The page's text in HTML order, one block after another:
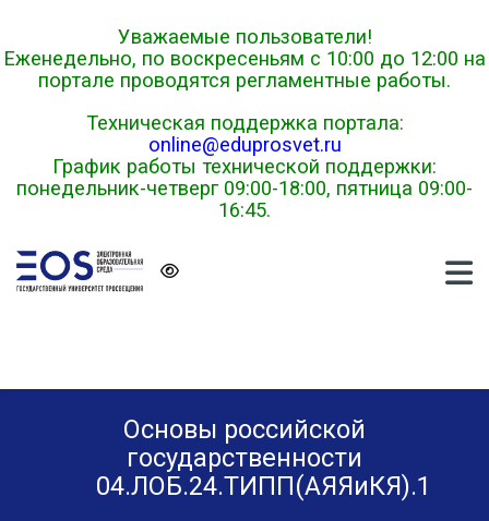
Уважаемые пользователи!
Еженедельно, по воскресеньям с 10:00 до 12:00 на
портале проводятся регламентные работы.
Техническая поддержка портала:
online@eduprosvet.ru
График работы технической поддержки:
понедельник-четверг 09:00-18:00, пятница 09:00-
16:45.
Основы российской
государственности
04.ЛОБ.24.ТИПП(АЯЯиКЯ).1